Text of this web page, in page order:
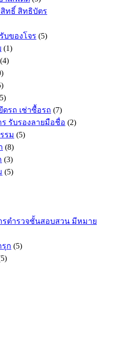
ทธิ์ สิทธิบัตร
บของโจร (5)
(1)
(4)
รถ เช่าซื้อรถ (7)
รับรองลายมือชื่อ (2)
รม (5)
(8)
(3)
(5)
ตำรวจชั้นสอบสวน มีหมาย
ก (5)